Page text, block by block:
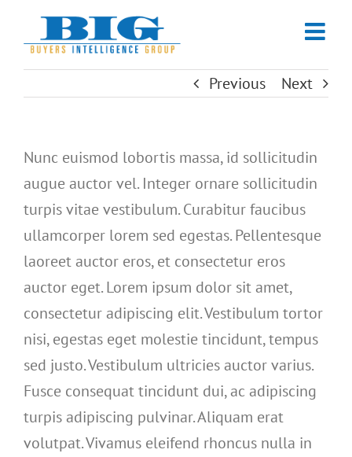
Previous
Next
Nunc euismod lobortis massa, id sollicitudin
augue auctor vel. Integer ornare sollicitudin
turpis vitae vestibulum. Curabitur faucibus
ullamcorper lorem sed egestas. Pellentesque
laoreet auctor eros, et consectetur eros
auctor eget. Lorem ipsum dolor sit amet,
consectetur adipiscing elit. Vestibulum tortor
nisi, egestas eget molestie tincidunt, tempus
sed justo. Vestibulum ultricies auctor varius.
Fusce consequat tincidunt dui, ac adipiscing
turpis adipiscing pulvinar. Aliquam erat
volutpat. Vivamus eleifend rhoncus nulla in